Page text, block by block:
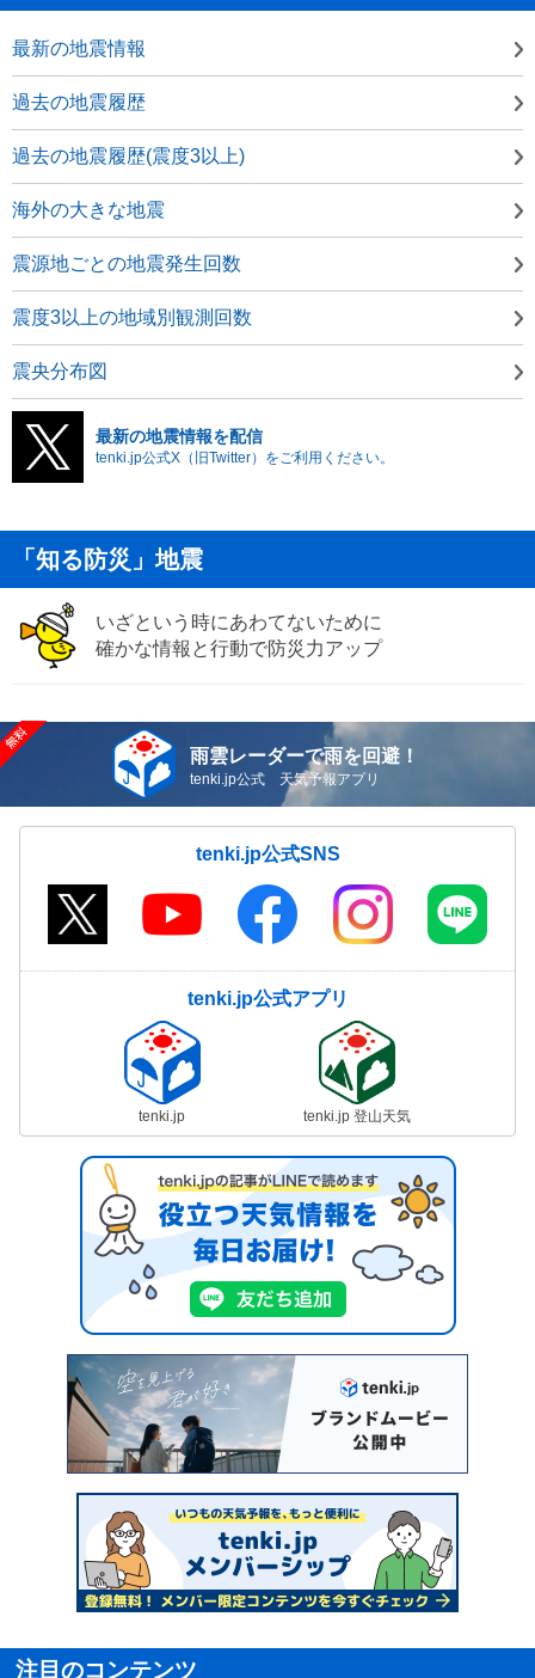
最新の地震情報
過去の地震履歴
過去の地震履歴(震度3以上)
海外の大きな地震
震源地ごとの地震発生回数
震度3以上の地域別観測回数
震央分布図
最新の地震情報を配信
tenki.jp公式X（旧Twitter）をご利用ください。
「知る防災」地震
いざという時にあわてないために
確かな情報と行動で防災力アップ
雨雲レーダーで雨を回避！
tenki.jp公式 天気予報アプリ
tenki.jp公式SNS
tenki.jp公式アプリ
tenki.jp tenki.jp 登山天気
注目のコンテンツ